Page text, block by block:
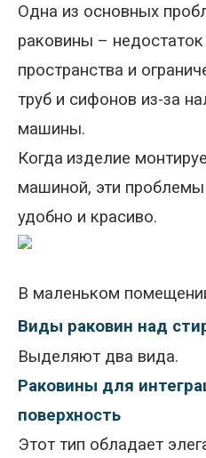
Одна из основных
раковины –
пространства и
труб и сифонов из-за
машины.
Когда изделие
машиной, эти
удобно и красиво.
В маленьком
Виды раковин над
Выделяют два вида.
Раковины для
поверхность
Этот тип обладает